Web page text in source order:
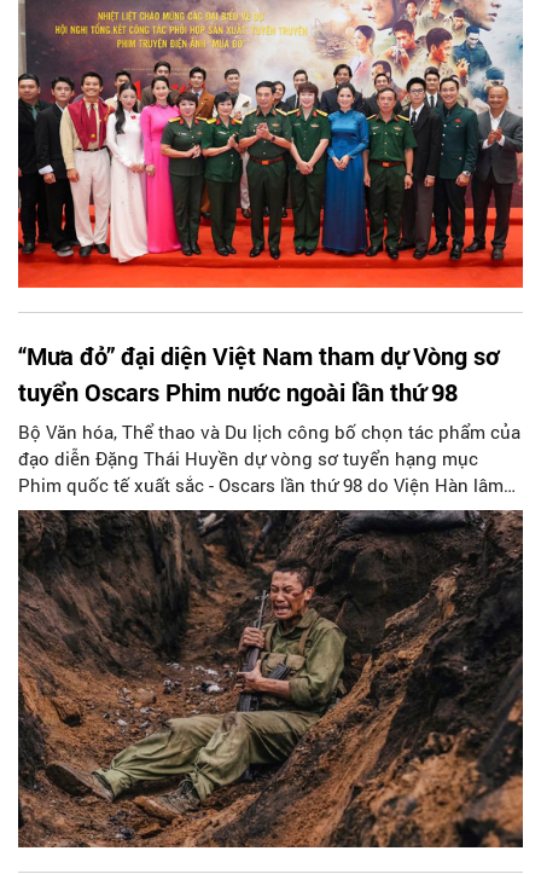
“Mưa đỏ” đại diện Việt Nam tham dự Vòng sơ
tuyển Oscars Phim nước ngoài lần thứ 98
Bộ Văn hóa, Thể thao và Du lịch công bố chọn tác phẩm của
đạo diễn Đặng Thái Huyền dự vòng sơ tuyển hạng mục
Phim quốc tế xuất sắc - Oscars lần thứ 98 do Viện Hàn lâm
Khoa học và Nghệ thuật Điện ảnh Mỹ tổ chức.